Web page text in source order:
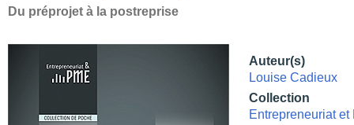
Du préprojet à la postreprise
Auteur(s)
Louise Cadieux
Collection
Entrepreneuriat et